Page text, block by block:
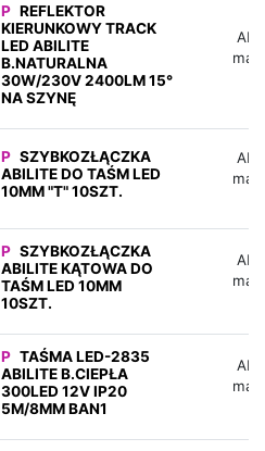
P REFLEKTOR
KIERUNKOWY TRACK
LED ABILITE
B.NATURALNA
30W/230V 2400LM 15°
NA SZYNĘ
P SZYBKOZŁĄCZKA
ABILITE DO TAŚM LED
10MM "T" 10SZT.
P SZYBKOZŁĄCZKA
ABILITE KĄTOWA DO
TAŚM LED 10MM
10SZT.
P TAŚMA LED-2835
ABILITE B.CIEPŁA
300LED 12V IP20
5M/8MM BAN1